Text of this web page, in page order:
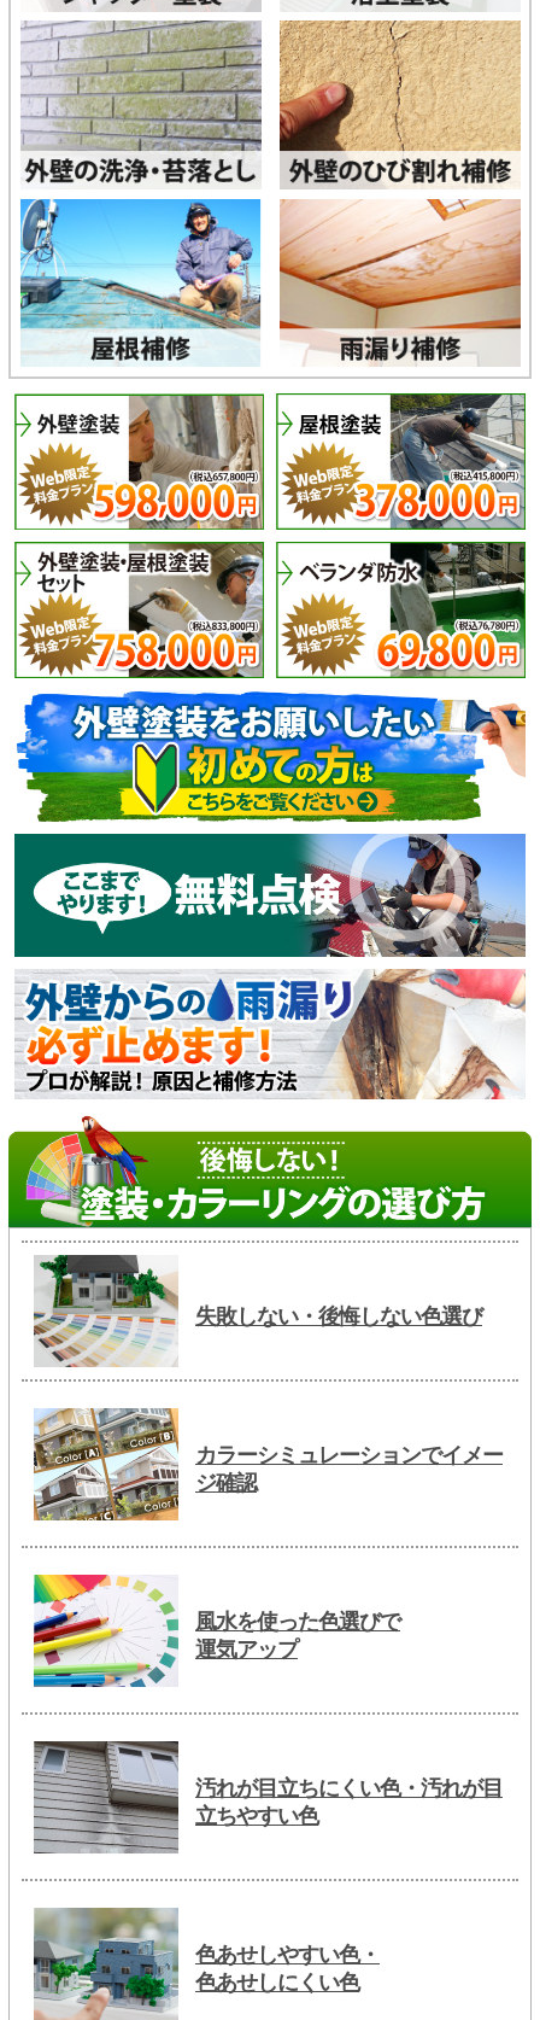
失敗しない・後悔しない色選び
カラーシミュレーションでイメー
ジ確認
風水を使った色選びで
運気アップ
汚れが目立ちにくい色・汚れが目
立ちやすい色
色あせしやすい色・
色あせしにくい色